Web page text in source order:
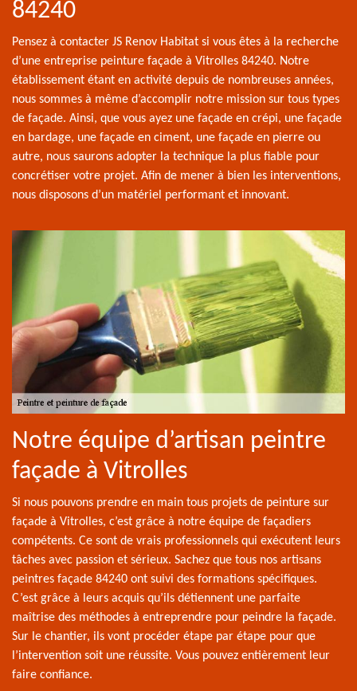
84240
Pensez à contacter JS Renov Habitat si vous êtes à la recherche
d’une entreprise peinture façade à Vitrolles 84240. Notre
établissement étant en activité depuis de nombreuses années,
nous sommes à même d’accomplir notre mission sur tous types
de façade. Ainsi, que vous ayez une façade en crépi, une façade
en bardage, une façade en ciment, une façade en pierre ou
autre, nous saurons adopter la technique la plus fiable pour
concrétiser votre projet. Afin de mener à bien les interventions,
nous disposons d’un matériel performant et innovant.
Notre équipe d’artisan peintre
façade à Vitrolles
Si nous pouvons prendre en main tous projets de peinture sur
façade à Vitrolles, c’est grâce à notre équipe de façadiers
compétents. Ce sont de vrais professionnels qui exécutent leurs
tâches avec passion et sérieux. Sachez que tous nos artisans
peintres façade 84240 ont suivi des formations spécifiques.
C’est grâce à leurs acquis qu’ils détiennent une parfaite
maîtrise des méthodes à entreprendre pour peindre la façade.
Sur le chantier, ils vont procéder étape par étape pour que
l’intervention soit une réussite. Vous pouvez entièrement leur
faire confiance.